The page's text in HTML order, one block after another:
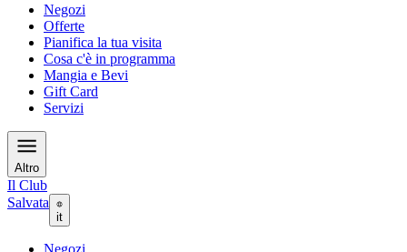
Negozi
Offerte
Pianifica la tua visita
Cosa c'è in programma
Mangia e Bevi
Gift Card
Servizi
Altro
Il Club
Salvata
it
Negozi